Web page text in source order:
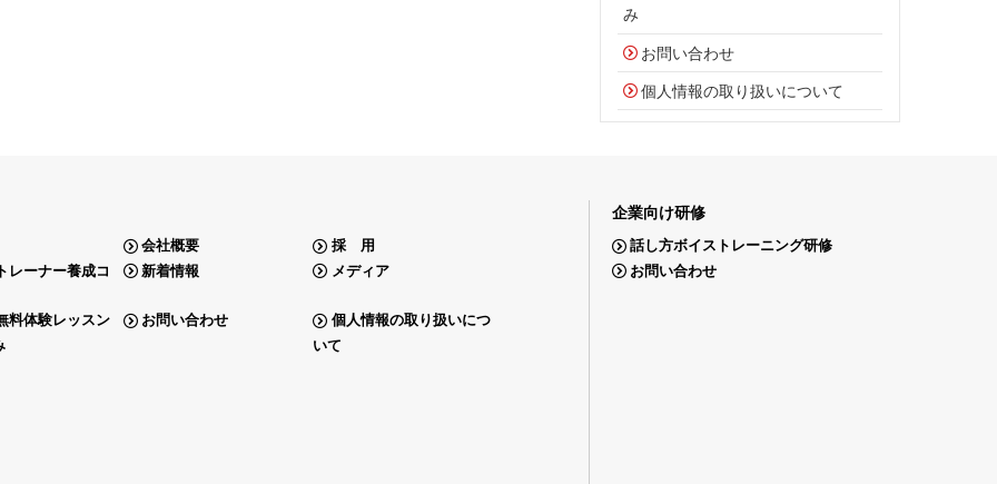
み
お問い合わせ
個人情報の取り扱いについて
会社概要
採 用
レーナー養成コ
新着情報 メディア
料体験レッスン
お問い合わせ
個人情報の取り扱いにつ
いて
企業向け研修
話し方ボイストレーニング研修
お問い合わせ